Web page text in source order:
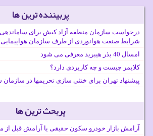
پربیننده ترین ها
درخواست سازمان منطقه آزاد کیش برای
شرایط صنعت هوانوردی از طرف سازمان
امسال 40 بذر هیبرید معرفی می شود
کلایمر چیست و چه کاربردی دارد؟
پیشنهاد تهران برای خنثی سازی تحریمها در سازمان
پربحث ترین ها
آرامش بازار خودرو سکون حقیقی یا آرامش قبل از